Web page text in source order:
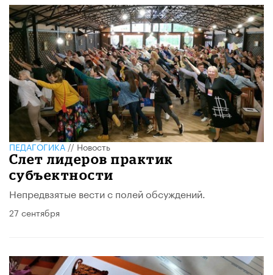
ПЕДАГОГИКА//Новость
Слет лидеров практик
субъектности
Непредвзятые вести с полей обсуждений.
27 сентября